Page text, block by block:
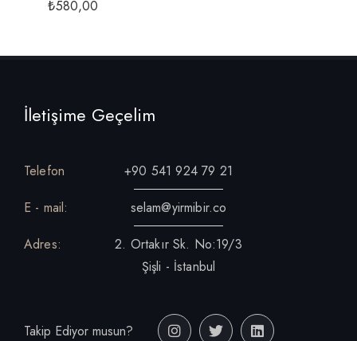
₺580,00
İletişime Geçelim
Telefon
+90 541 924 79 21
E - mail:
selam@yirmibir.co
Adres:
2. Ortakır Sk. No:19/3
Şişli - İstanbul
Takip Ediyor musun?